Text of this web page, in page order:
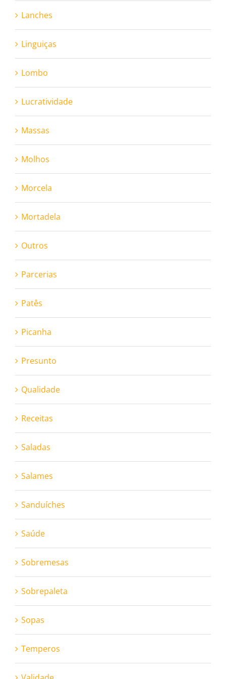
Lanches
Linguiças
Lombo
Lucratividade
Massas
Molhos
Morcela
Mortadela
Outros
Parcerias
Patês
Picanha
Presunto
Qualidade
Receitas
Saladas
Salames
Sanduíches
Saúde
Sobremesas
Sobrepaleta
Sopas
Temperos